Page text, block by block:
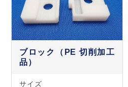
ブロック（PE 切削加工
品）
サイズ